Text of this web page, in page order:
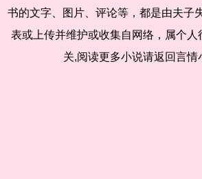
书的文字、图片、评论等，都是由夫子
表或上传并维护或收集自网络，属个人
关,阅读更多小说请返回言情